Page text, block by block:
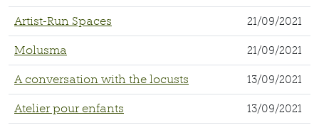
Artist-Run Spaces 21/09/2021
Molusma 21/09/2021
A conversation with the locusts 13/09/2021
Atelier pour enfants 13/09/2021